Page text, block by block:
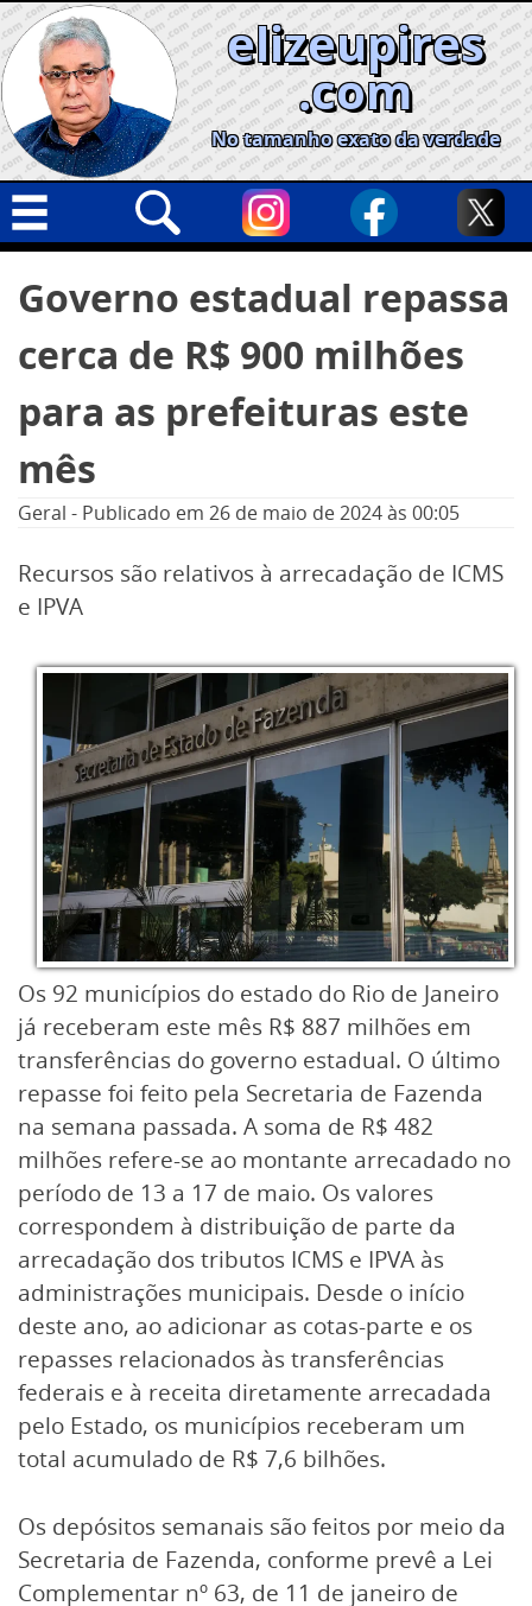
Skip
to
content
elizeupires
.com
No tamanho exato da verdade
Geral
Cidades
Nacional
Opinião
Informe especial
por:
Governo estadual repassa
cerca de R$ 900 milhões
para as prefeituras este
mês
Geral - Publicado em 26 de maio de 2024às 00:05
Recursos são relativos à arrecadação de ICMS
e IPVA
Os 92 municípios do estado do Rio de Janeiro
já receberam este mês R$ 887 milhões em
transferências do governo estadual. O último
repasse foi feito pela Secretaria de Fazenda
na semana passada. A soma de R$ 482
milhões refere-se ao montante arrecadado no
período de 13 a 17 de maio. Os valores
correspondem à distribuição de parte da
arrecadação dos tributos ICMS e IPVA às
administrações municipais. Desde o início
deste ano, ao adicionar as cotas-parte e os
repasses relacionados às transferências
federais e à receita diretamente arrecadada
pelo Estado, os municípios receberam um
total acumulado de R$ 7,6 bilhões.
Os depósitos semanais são feitos por meio da
Secretaria de Fazenda, conforme prevê a Lei
Complementar nº 63, de 11 de janeiro de